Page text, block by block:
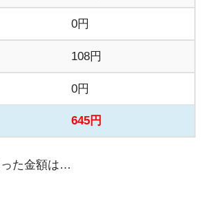
645円
0円
108円
0円
た金額は…